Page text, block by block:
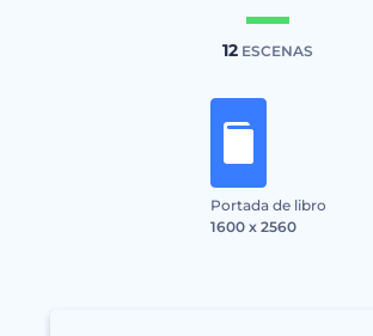
12 ESCENAS
Portada de libro
1600 x 2560